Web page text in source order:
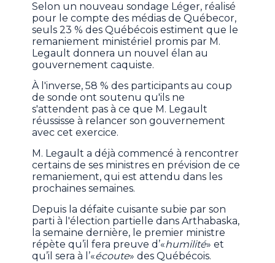
Selon un nouveau sondage Léger, réalisé
pour le compte des médias de Québecor,
seuls 23 % des Québécois estiment que le
remaniement ministériel promis par M.
Legault donnera un nouvel élan au
gouvernement caquiste.
À l'inverse, 58 % des participants au coup
de sonde ont soutenu qu'ils ne
s'attendent pas à ce que M. Legault
réussisse à relancer son gouvernement
avec cet exercice.
M. Legault a déjà commencé à rencontrer
certains de ses ministres en prévision de ce
remaniement, qui est attendu dans les
prochaines semaines.
Depuis la défaite cuisante subie par son
parti à l'élection partielle dans Arthabaska,
la semaine dernière, le premier ministre
répète qu’il fera preuve d’«humilité» et
qu’il sera à l’«écoute» des Québécois.